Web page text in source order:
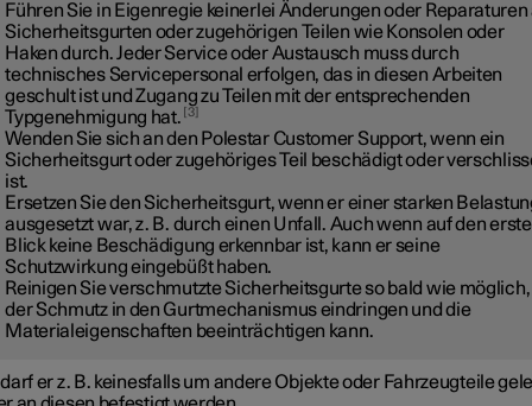
Führen Sie in Eigenregie keinerlei Änderungen oder Reparaturen
Sicherheitsgurten oder zugehörigen Teilen wie Konsolen oder
Haken durch. Jeder Service oder Austausch muss durch
technisches Servicepersonal erfolgen, das in diesen Arbeiten
geschult ist und Zugang zu Teilen mit der entsprechenden
Typgenehmigung hat. 3
Wenden Sie sich an den Polestar Customer Support, wenn ein
Sicherheitsgurt oder zugehöriges Teil beschädigt oder
ist.
Ersetzen Sie den Sicherheitsgurt, wenn er einer starken
ausgesetzt war, z. B. durch einen Unfall. Auch wenn auf den
Blick keine Beschädigung erkennbar ist, kann er seine
Schutzwirkung eingebüßt haben.
Reinigen Sie verschmutzte Sicherheitsgurte so bald wie möglich,
der Schmutz in den Gurtmechanismus eindringen und die
Materialeigenschaften beeinträchtigen kann.
er z. B. keinesfalls um andere Objekte oder Fahrzeugteile